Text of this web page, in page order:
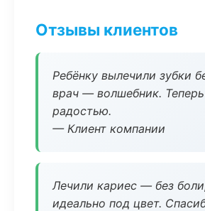
Отзывы клиентов
Ребёнку вылечили зубки
врач — волшебник.
радостью.
— Клиент компании
Лечили кариес — без
идеально под цвет.